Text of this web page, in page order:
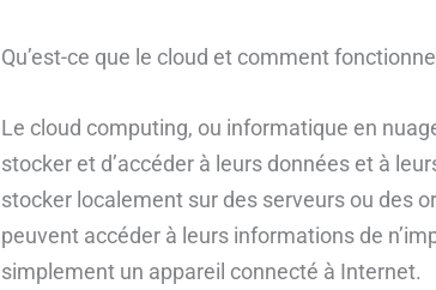
Qu’est-ce que le cloud et comment
Le cloud computing, ou informatique en
stocker et d’accéder à leurs données et à
stocker localement sur des serveurs ou des
peuvent accéder à leurs informations de
simplement un appareil connecté à Internet.